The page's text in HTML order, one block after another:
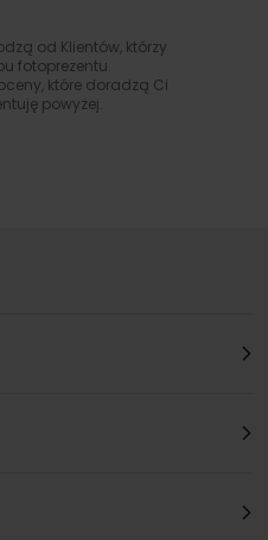
od Klientów, którzy
fotoprezentu.
które doradzą Ci
powyżej.